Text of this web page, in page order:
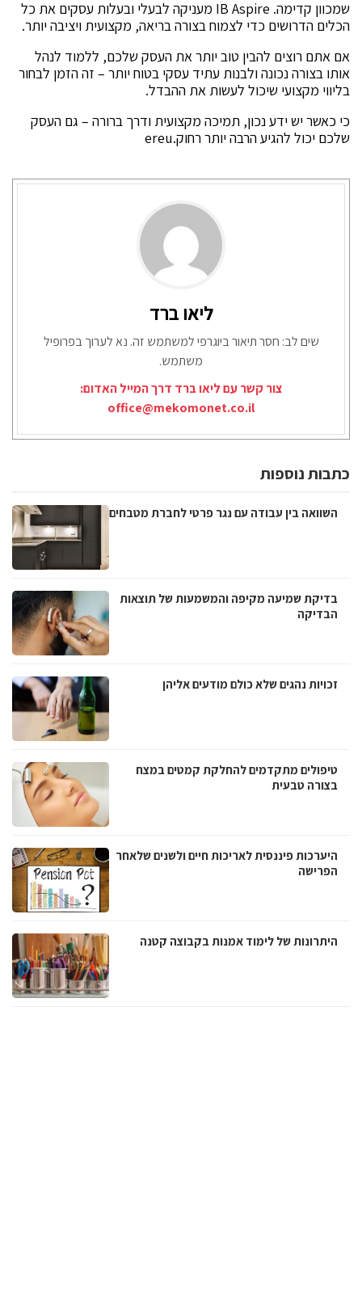
שמכוון קדימה. IB Aspire מעניקה לבעלי ובעלות עסקים את כל
הכלים הדרושים כדי לצמוח בצורה בריאה, מקצועית ויציבה יותר.
אם אתם רוצים להבין טוב יותר את העסק שלכם, ללמוד לנהל
אותו בצורה נכונה ולבנות עתיד עסקי בטוח יותר – זה הזמן לבחור
בליווי מקצועי שיכול לעשות את ההבדל.
כי כאשר יש ידע נכון, תמיכה מקצועית ודרך ברורה – גם העסק
שלכם יכול להגיע הרבה יותר רחוק.ereu
ליאו ברד
שים לב: חסר תיאור ביוגרפי למשתמש זה. נא לערוך בפרופיל
משתמש.
צור קשר עם ליאו ברד דרך המייל האדום:
office@mekomonet.co.il
כתבות נוספות
השוואה בין עבודה עם נגר פרטי לחברת מטבחים
בדיקת שמיעה מקיפה והמשמעות של תוצאות
הבדיקה
זכויות נהגים שלא כולם מודעים אליהן
טיפולים מתקדמים להחלקת קמטים במצח
בצורה טבעית
היערכות פיננסית לאריכות חיים ולשנים שלאחר
הפרישה
היתרונות של לימוד אמנות בקבוצה קטנה